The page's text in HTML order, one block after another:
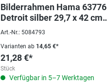
Bilderrahmen Hama 63776
Detroit silber 29,7 x 42 cm
Aluminium matt
Art.-Nr.: 5084793
Varianten ab 14,65 €*
21,28 €*
Stück
Verfügbar in 5–7 Werktagen